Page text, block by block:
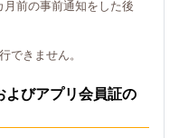
前の事前通知をした後
できません。
びアプリ会員証の